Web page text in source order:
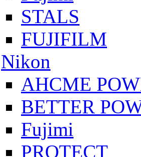
STALS
FUJIFILM
Nikon
AHCME
BETTER
Fujimi
PROTECT